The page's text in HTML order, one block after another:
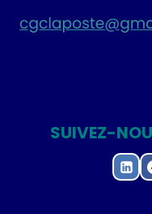
SUIVEZ-